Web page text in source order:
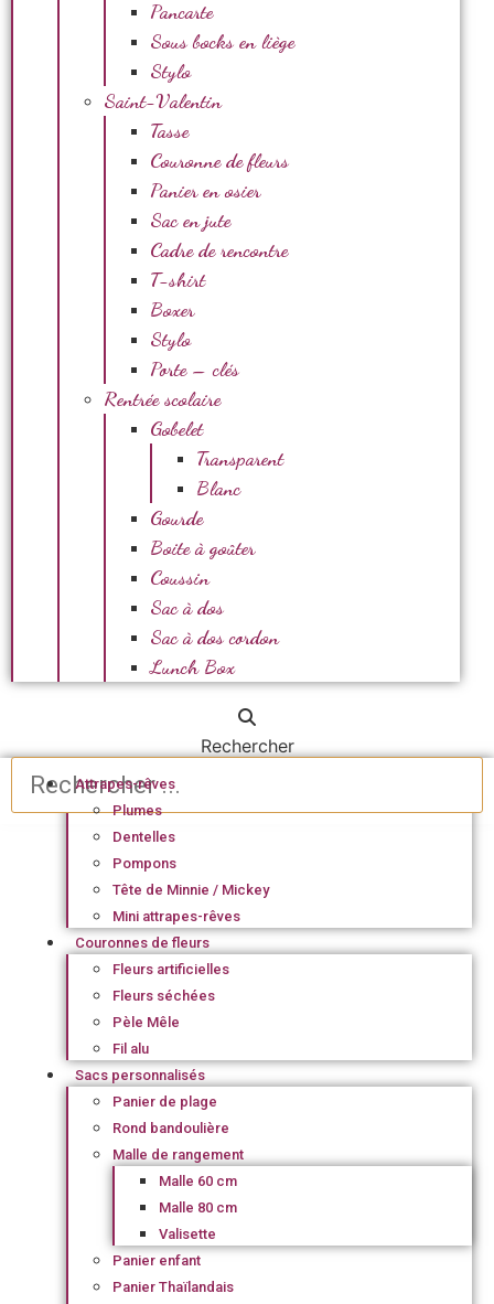
Pancarte
Sous bocks en liège
Stylo
Saint-Valentin
Tasse
Couronne de fleurs
Panier en osier
Sac en jute
Cadre de rencontre
T-shirt
Boxer
Stylo
Porte – clés
Rentrée scolaire
Gobelet
Transparent
Blanc
Gourde
Boite à goûter
Coussin
Sac à dos
Sac à dos cordon
Lunch Box
Rechercher
Attrapes-rêves
Plumes
Dentelles
Pompons
Tête de Minnie / Mickey
Mini attrapes-rêves
Couronnes de fleurs
Fleurs artificielles
Fleurs séchées
Pèle Mêle
Fil alu
Sacs personnalisés
Panier de plage
Rond bandoulière
Malle de rangement
Malle 60 cm
Malle 80 cm
Valisette
Panier enfant
Panier Thaïlandais